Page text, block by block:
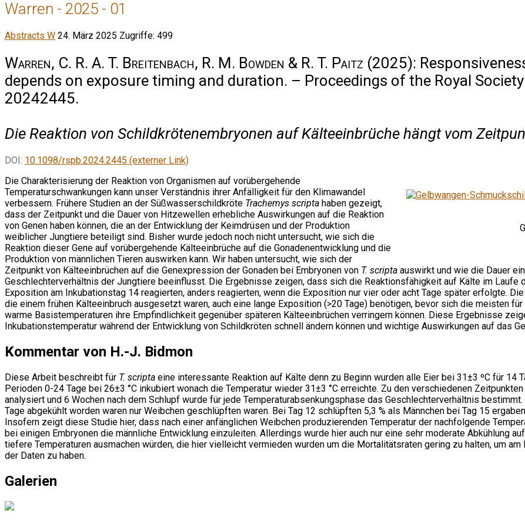
Warren - 2025 - 01
Abstracts W 24. März 2025 Zugriffe: 499
Warren, C. R. A. T. Breitenbach, R. M. Bowden & R. T. Paitz (2025):
depends on exposure timing and duration. – Proceedings of the Royal
20242445.
Die Reaktion von Schildkrötenembryonen auf Kälteeinbrüche hängt vom
DOI: 10.1098/rspb.2024.2445 (externer Link)
Die Charakterisierung der Reaktion von Organismen auf vorübergehende
Temperaturschwankungen kann unser Verständnis ihrer Anfälligkeit für den Klimawandel
verbessern. Frühere Studien an der Süßwasserschildkröte Trachemys scripta haben gezeigt,
dass der Zeitpunkt und die Dauer von Hitzewellen erhebliche Auswirkungen auf die Reaktion
von Genen haben können, die an der Entwicklung der Keimdrüsen und der Produktion
weiblicher Jungtiere beteiligt sind. Bisher wurde jedoch noch nicht untersucht, wie sich die
Reaktion dieser Gene auf vorübergehende Kälteeinbrüche auf die Gonadenentwicklung und die
Produktion von männlichen Tieren auswirken kann. Wir haben untersucht, wie sich der
Zeitpunkt von Kälteeinbrüchen auf die Genexpression der Gonaden bei Embryonen von T. scripta auswirkt und wie die Dauer
Geschlechterverhältnis der Jungtiere beeinflusst. Die Ergebnisse zeigen, dass sich die Reaktionsfähigkeit auf Kälte im Laufe
Exposition am Inkubationstag 14 reagierten, anders reagierten, wenn die Exposition nur vier oder acht Tage später erfolgte.
die einem frühen Kälteeinbruch ausgesetzt waren, auch eine lange Exposition (>20 Tage) benötigen, bevor sich die meisten
warme Basistemperaturen ihre Empfindlichkeit gegenüber späteren Kälteeinbrüchen verringern können. Diese Ergebnisse
Inkubationstemperatur während der Entwicklung von Schildkröten schnell ändern können und wichtige Auswirkungen auf das
Kommentar von H.-J. Bidmon
Diese Arbeit beschreibt für T. scripta eine interessante Reaktion auf Kälte denn zu Beginn wurden alle Eier bei 31±3 ºC für 14
Perioden 0-24 Tage bei 26±3 °C inkubiert wonach die Temperatur wieder 31±3 °C erreichte. Zu den verschiedenen
analysiert und 6 Wochen nach dem Schlupf wurde für jede Temperaturabsenkungsphase das Geschlechterverhältnis
Tage abgekühlt worden waren nur Weibchen geschlüpften waren. Bei Tag 12 schlüpften 5,3 % als Männchen bei Tag 15
Insofern zeigt diese Studie hier, dass nach einer anfänglichen Weibchen produzierenden Temperatur der nachfolgende
bei einigen Embryonen die männliche Entwicklung einzuleiten. Allerdings wurde hier auch nur eine sehr moderate Abkühlung
tiefere Temperaturen ausmachen würden, die hier vielleicht vermieden wurden um die Mortalitätsraten gering zu halten, um
der Daten zu haben.
Galerien